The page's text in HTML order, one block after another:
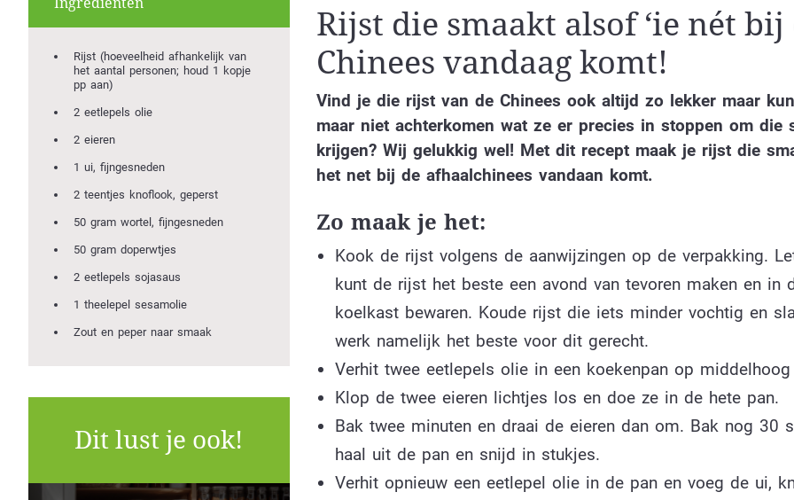
Ingrediënten
Rijst (hoeveelheid afhankelijk van
het aantal personen; houd 1 kopje
pp aan)
2 eetlepels olie
2 eieren
1 ui, fijngesneden
2 teentjes knoflook, geperst
50 gram wortel, fijngesneden
50 gram doperwtjes
2 eetlepels sojasaus
1 theelepel sesamolie
Zout en peper naar smaak
Dit lust je ook!
Rijst die smaakt alsof ‘ie nét bij
Chinees vandaag komt!
Vind je die rijst van de Chinees ook altijd zo lekker maar
maar niet achterkomen wat ze er precies in stoppen om die
krijgen? Wij gelukkig wel! Met dit recept maak je rijst die
het net bij de afhaalchinees vandaan komt.
Zo maak je het:
Kook de rijst volgens de aanwijzingen op de verpakking.
kunt de rijst het beste een avond van tevoren maken en in
koelkast bewaren. Koude rijst die iets minder vochtig en
werk namelijk het beste voor dit gerecht.
Verhit twee eetlepels olie in een koekenpan op middelhoog
Klop de twee eieren lichtjes los en doe ze in de hete pan.
Bak twee minuten en draai de eieren dan om. Bak nog 30
haal uit de pan en snijd in stukjes.
Verhit opnieuw een eetlepel olie in de pan en voeg de ui,